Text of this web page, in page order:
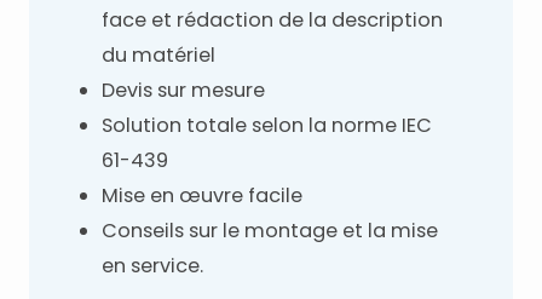
face et rédaction de la description
du matériel
Devis sur mesure
Solution totale selon la norme IEC
61-439
Mise en œuvre facile
Conseils sur le montage et la mise
en service.